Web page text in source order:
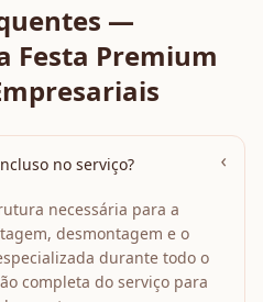
—
Festa Premium
no serviço? ›
necessária para a
desmontagem e o
durante todo o
completa do serviço para